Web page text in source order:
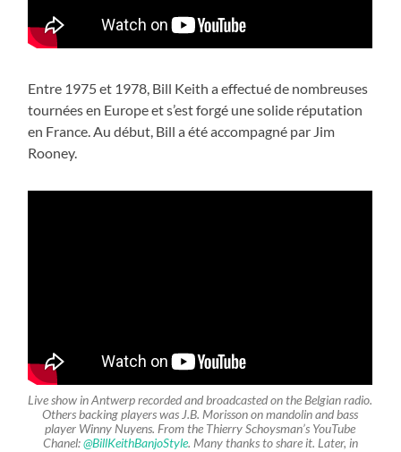
Entre 1975 et 1978, Bill Keith a effectué de nombreuses
tournées en Europe et s’est forgé une solide réputation
en France. Au début, Bill a été accompagné par Jim
Rooney.
Live show in Antwerp recorded and broadcasted on the Belgian radio.
Others backing players was J.B. Morisson on mandolin and bass
player Winny Nuyens. From the Thierry Schoysman’s YouTube
Chanel:@BillKeithBanjoStyle. Many thanks to share it. Later, in